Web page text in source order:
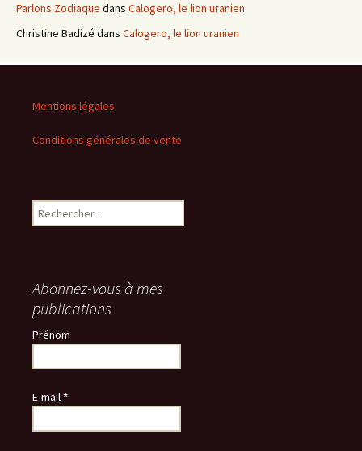
Parlons Zodiaque dans Calogero, le lion uranien
Christine Badizé dans Calogero, le lion uranien
Mentions légales
Conditions générales de vente
Rechercher :
Abonnez-vous à mes
publications
Prénom
E-mail*